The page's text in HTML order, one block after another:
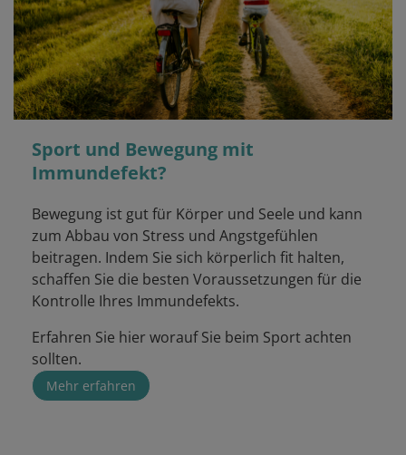
Sport und Bewegung mit
Immundefekt?
Bewegung ist gut für Körper und Seele und kann
zum Abbau von Stress und Angstgefühlen
beitragen. Indem Sie sich körperlich fit halten,
schaffen Sie die besten Voraussetzungen für die
Kontrolle Ihres Immundefekts.
Erfahren Sie hier worauf Sie beim Sport achten
sollten.
Mehr erfahren